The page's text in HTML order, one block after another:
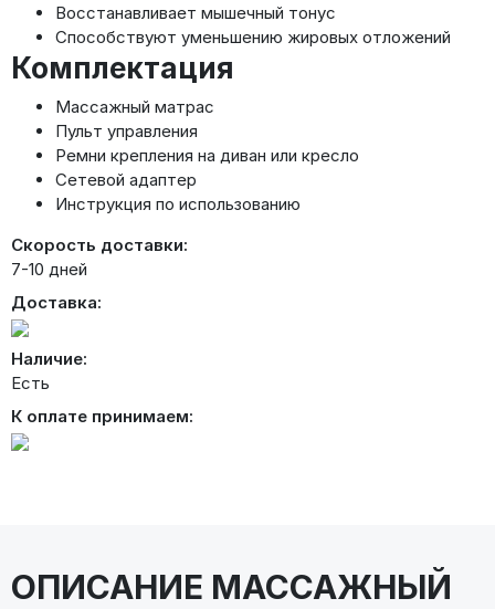
Восстанавливает мышечный тонус
Способствуют уменьшению жировых отложений
Комплектация
Массажный матрас
Пульт управления
Ремни крепления на диван или кресло
Сетевой адаптер
Инструкция по использованию
Скорость доставки:
7-10 дней
Доставка:
Наличие:
Есть
К оплате принимаем:
ОПИСАНИЕ МАССАЖНЫЙ